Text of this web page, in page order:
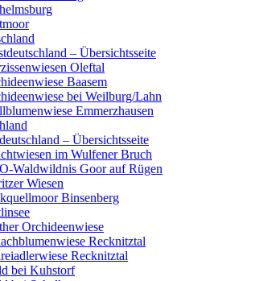
– Übersichtsseite
Oleftal
Baasem
bei Weilburg/Lahn
Emmerzhausen
– Übersichtsseite
im Wulfener Bruch
Waldwildnis Goor auf Rügen
Wiesen
Binsenberg
Orchideenwiese
Recknitztal
Recknitztal
bei Kuhstorf